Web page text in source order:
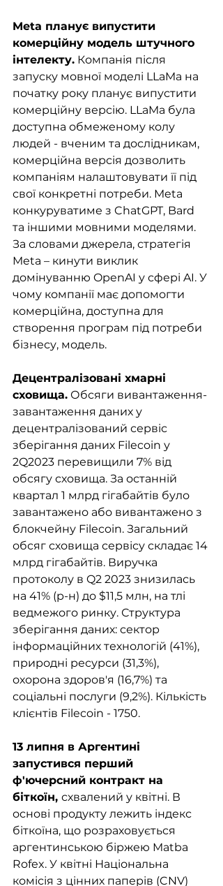
Meta планує випустити
комерційну модель штучного
інтелекту. Компанія після
запуску мовної моделі LLaMa на
початку року планує випустити
комерційну версію. LLaMa була
доступна обмеженому колу
людей - вченим та дослідникам,
комерційна версія дозволить
компаніям налаштовувати її під
свої конкретні потреби. Meta
конкуруватиме з ChatGPT, Bard
та іншими мовними моделями.
За словами джерела, стратегія
Meta – кинути виклик
домінуванню OpenAI у сфері AI. У
чому компанії має допомогти
комерційна, доступна для
створення програм під потреби
бізнесу, модель.
Децентралізовані хмарні
сховища. Обсяги вивантаження-
завантаження даних у
децентралізований сервіс
зберігання даних Filecoin у
2Q2023 перевищили 7% від
обсягу сховища. За останній
квартал 1 млрд гігабайтів було
завантажено або вивантажено з
блокчейну Filecoin. Загальний
обсяг сховища сервісу складає 14
млрд гігабайтів. Виручка
протоколу в Q2 2023 знизилась
на 41% (р-н) до $11,5 млн, на тлі
ведмежого ринку. Структура
зберігання даних: сектор
інформаційних технологій (41%),
природні ресурси (31,3%),
охорона здоров'я (16,7%) та
соціальні послуги (9,2%). Кількість
клієнтів Filecoin - 1750.
13 липня в Аргентині
запустився перший
ф'ючерсний контракт на
біткоїн, схвалений у квітні. В
основі продукту лежить індекс
біткоїна, що розраховується
аргентинською біржею Matba
Rofex. У квітні Національна
комісія з цінних паперів (CNV)